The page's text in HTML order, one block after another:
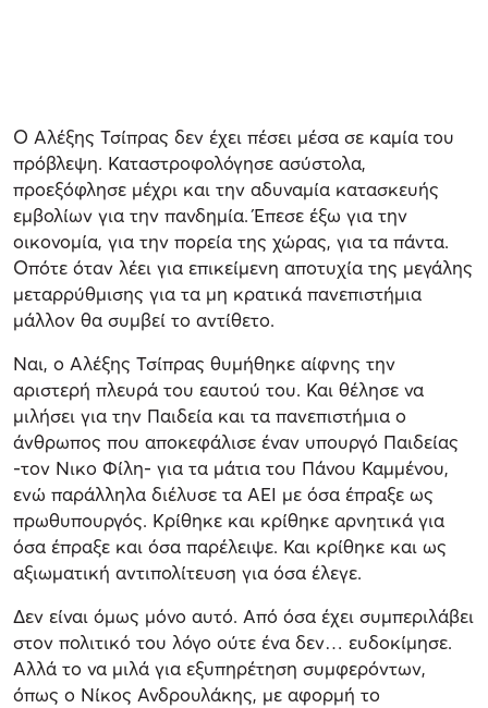
Ο Αλέξης Τσίπρας δεν έχει πέσει μέσα σε καμία του
πρόβλεψη. Καταστροφολόγησε ασύστολα,
προεξόφλησε μέχρι και την αδυναμία κατασκευής
εμβολίων για την πανδημία. Έπεσε έξω για την
οικονομία, για την πορεία της χώρας, για τα πάντα.
Οπότε όταν λέει για επικείμενη αποτυχία της μεγάλης
μεταρρύθμισης για τα μη κρατικά πανεπιστήμια
μάλλον θα συμβεί το αντίθετο.
Ναι, ο Αλέξης Τσίπρας θυμήθηκε αίφνης την
αριστερή πλευρά του εαυτού του. Και θέλησε να
μιλήσει για την Παιδεία και τα πανεπιστήμια ο
άνθρωπος που αποκεφάλισε έναν υπουργό Παιδείας
-τον Νικο Φίλη- για τα μάτια του Πάνου Καμμένου,
ενώ παράλληλα διέλυσε τα ΑΕΙ με όσα έπραξε ως
πρωθυπουργός. Κρίθηκε και κρίθηκε αρνητικά για
όσα έπραξε και όσα παρέλειψε. Και κρίθηκε και ως
αξιωματική αντιπολίτευση για όσα έλεγε.
Δεν είναι όμως μόνο αυτό. Από όσα έχει συμπεριλάβει
στον πολιτικό του λόγο ούτε ένα δεν… ευδοκίμησε.
Αλλά το να μιλά για εξυπηρέτηση συμφερόντων,
όπως ο Νίκος Ανδρουλάκης, με αφορμή το